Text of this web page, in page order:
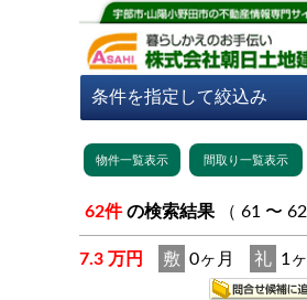
62件 の検索結果
7.3 万円 敷 0ヶ月 礼 1